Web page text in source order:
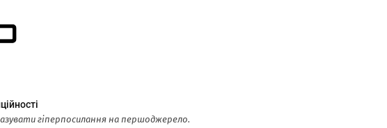
гіперпосилання на першоджерело.